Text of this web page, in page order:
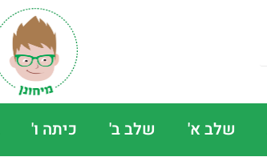
שלב א' שלב ב' כיתה ו'